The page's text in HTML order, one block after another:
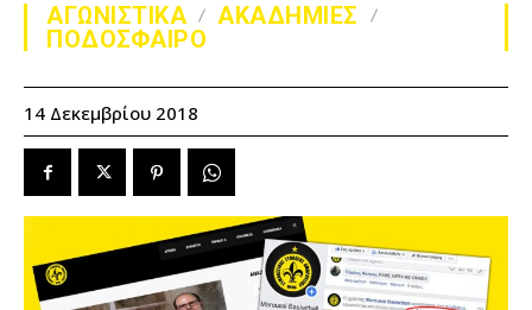
ΑΓΩΝΙΣΤΙΚΑ
ΑΚΑΔΗΜΙΕΣ
ΠΟΔΟΣΦΑΙΡΟ
14 Δεκεμβρίου 2018